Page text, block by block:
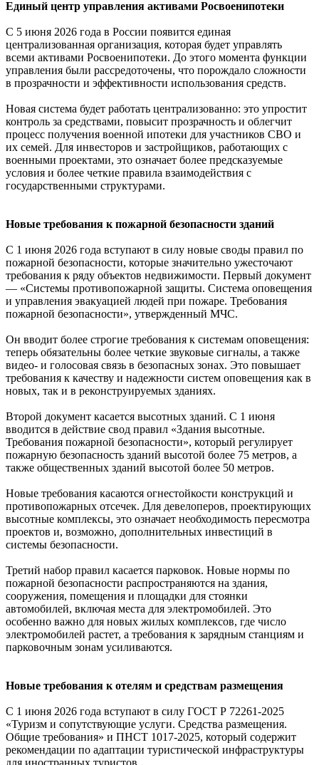
Единый центр управления активами Росвоенипотеки
С 5 июня 2026 года в России появится единая
централизованная организация, которая будет управлять
всеми активами Росвоенипотеки. До этого момента функции
управления были рассредоточены, что порождало сложности
в прозрачности и эффективности использования средств.
Новая система будет работать централизованно: это упростит
контроль за средствами, повысит прозрачность и облегчит
процесс получения военной ипотеки для участников СВО и
их семей. Для инвесторов и застройщиков, работающих с
военными проектами, это означает более предсказуемые
условия и более четкие правила взаимодействия с
государственными структурами.
Новые требования к пожарной безопасности зданий
С 1 июня 2026 года вступают в силу новые своды правил по
пожарной безопасности, которые значительно ужесточают
требования к ряду объектов недвижимости. Первый документ
— «Системы противопожарной защиты. Система оповещения
и управления эвакуацией людей при пожаре. Требования
пожарной безопасности», утвержденный МЧС.
Он вводит более строгие требования к системам оповещения:
теперь обязательны более четкие звуковые сигналы, а также
видео- и голосовая связь в безопасных зонах. Это повышает
требования к качеству и надежности систем оповещения как в
новых, так и в реконструируемых зданиях.
Второй документ касается высотных зданий. С 1 июня
вводится в действие свод правил «Здания высотные.
Требования пожарной безопасности», который регулирует
пожарную безопасность зданий высотой более 75 метров, а
также общественных зданий высотой более 50 метров.
Новые требования касаются огнестойкости конструкций и
противопожарных отсечек. Для девелоперов, проектирующих
высотные комплексы, это означает необходимость пересмотра
проектов и, возможно, дополнительных инвестиций в
системы безопасности.
Третий набор правил касается парковок. Новые нормы по
пожарной безопасности распространяются на здания,
сооружения, помещения и площадки для стоянки
автомобилей, включая места для электромобилей. Это
особенно важно для новых жилых комплексов, где число
электромобилей растет, а требования к зарядным станциям и
парковочным зонам усиливаются.
Новые требования к отелям и средствам размещения
С 1 июня 2026 года вступают в силу ГОСТ Р 72261-2025
«Туризм и сопутствующие услуги. Средства размещения.
Общие требования» и ПНСТ 1017-2025, который содержит
рекомендации по адаптации туристической инфраструктуры
для иностранных туристов.